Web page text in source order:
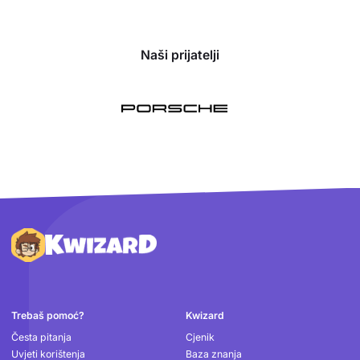
Naši prijatelji
Podnožje
Trebaš pomoć?
Česta pitanja
Uvjeti korištenja
Kwizard
Cjenik
Baza znanja